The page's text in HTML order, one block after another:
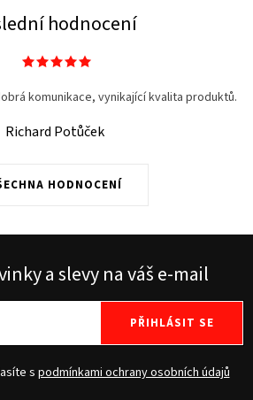
hodnocení
HODNOCENÍ
komunikace, vynikající kvalita produktů.
Richard Potůček
a slevy na váš e-mail
s podmínkami ochrany osobních údajů
PŘIHLÁSIT SE